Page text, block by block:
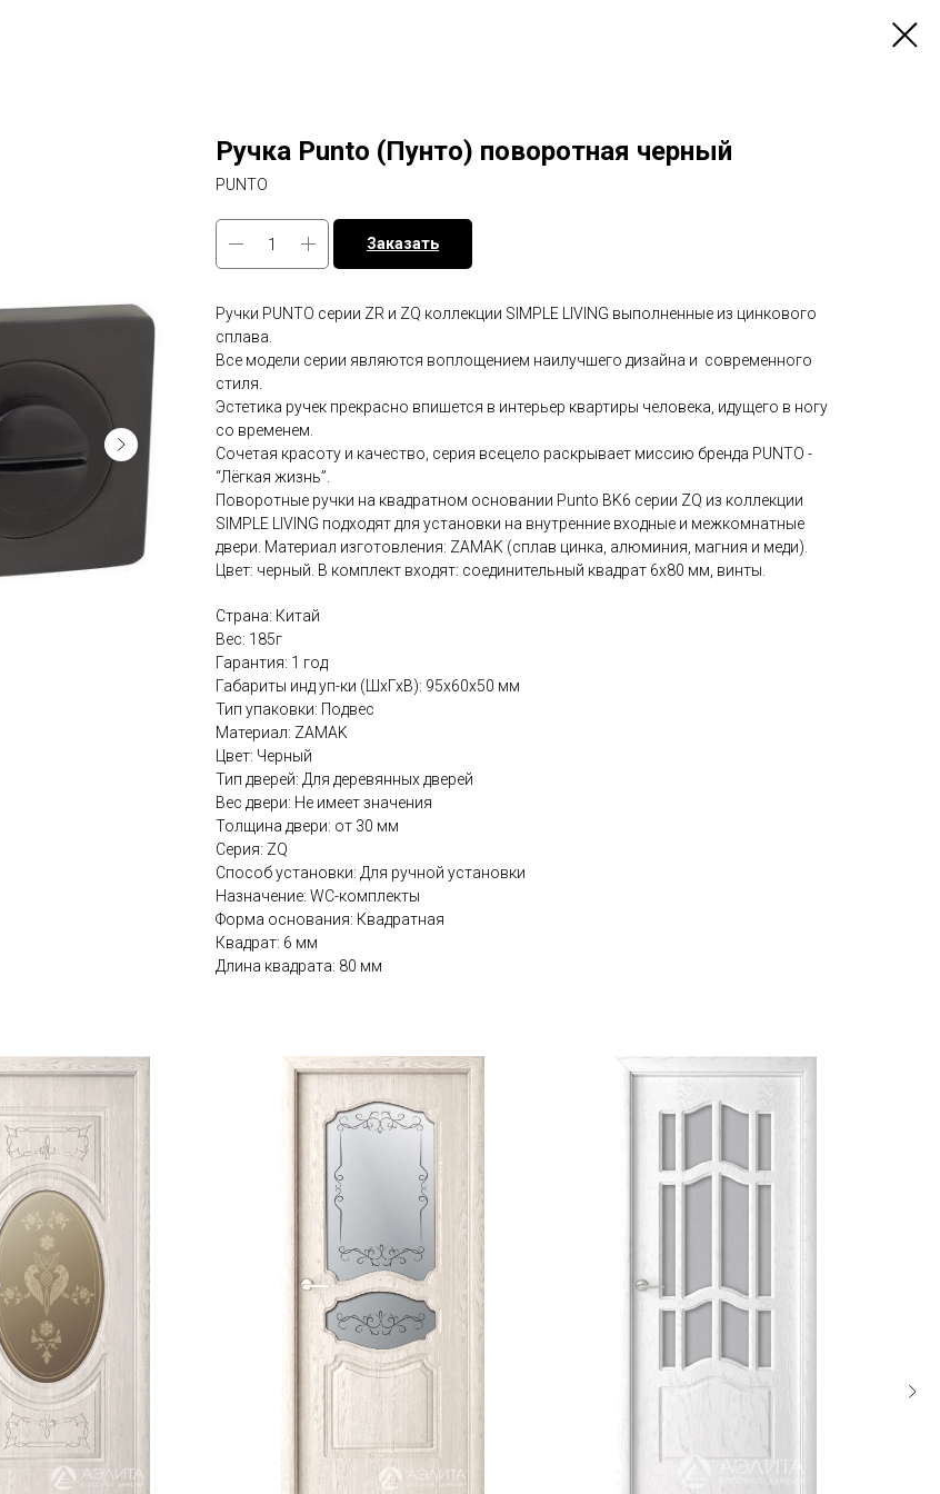
Ручка Punto (Пунто) поворотная черный
PUNTO
Заказать
Ручки PUNTO серии ZR и ZQ коллекции SIMPLE LIVING выполненные из цинкового
сплава.
Все модели серии являются воплощением наилучшего дизайна и современного
стиля.
Эстетика ручек прекрасно впишется в интерьер квартиры человека, идущего в ногу
со временем.
Сочетая красоту и качество, серия всецело раскрывает миссию бренда PUNTO -
“Лёгкая жизнь”.
Поворотные ручки на квадратном основании Punto BK6 серии ZQ из коллекции
SIMPLE LIVING подходят для установки на внутренние входные и межкомнатные
двери. Материал изготовления: ZAMAK (сплав цинка, алюминия, магния и меди).
Цвет: черный. В комплект входят: соединительный квадрат 6x80 мм, винты.
Страна: Китай
Вес: 185г
Гарантия: 1 год
Габариты инд уп-ки (ШхГхВ): 95x60x50 мм
Тип упаковки: Подвес
Материал: ZAMAK
Цвет: Черный
Тип дверей: Для деревянных дверей
Вес двери: Не имеет значения
Толщина двери: от 30 мм
Серия: ZQ
Способ установки: Для ручной установки
Назначение: WC-комплекты
Форма основания: Квадратная
Квадрат: 6 мм
Длина квадрата: 80 мм